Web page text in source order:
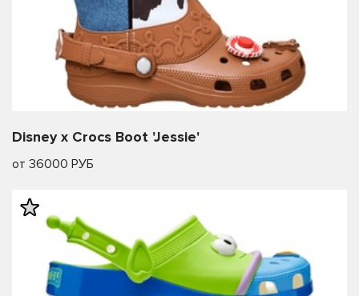
Disney x Crocs Boot 'Jessie'
от 36000 РУБ